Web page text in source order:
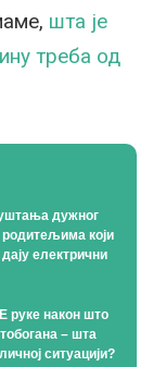
шта је
треба од
дужног
који
електрични
руке након што
– шта
ситуацији?